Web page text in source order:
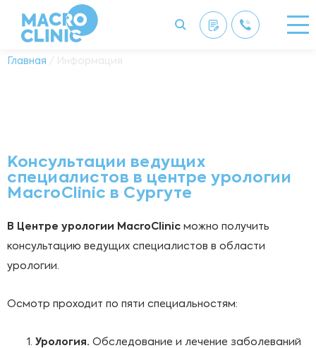
Главная / Информация
Консультации ведущих
специалистов в центре урологии
MacroClinic в Сургуте
В Центре урологии MacroClinic можно получить
консультацию ведущих специалистов в области
урологии.
Осмотр проходит по пяти специальностям:
Урология. Обследование и лечение заболеваний